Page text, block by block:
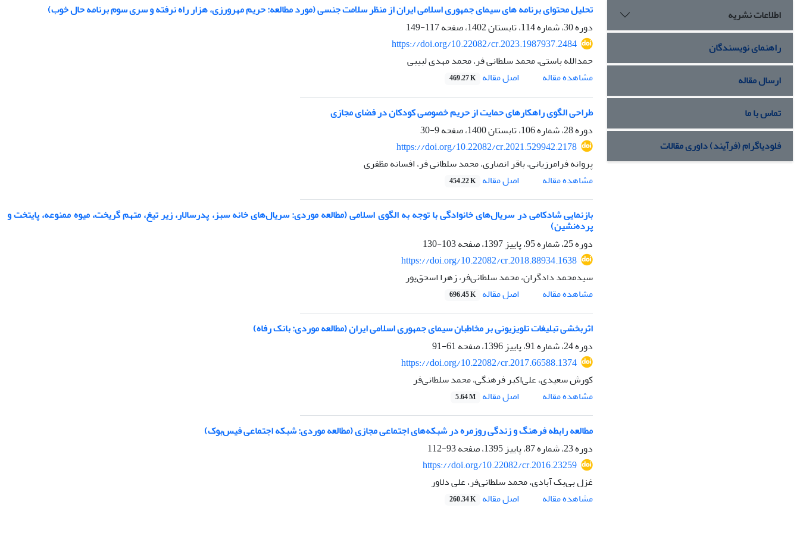
تحلیل محتوای برنامه های سیمای جمهوری اسلامی ایران از منظر سلامت جنسی (مورد مطالعه: حریم مهرورزی، هزار راه نرفته و سری سوم برنامه حال خوب)
دوره 30، شماره 114، تابستان 1402، صفحه
117-149
https://doi.org/10.22082/cr.2023.1987937.2484
حمدالله باستی، محمد سلطانی فر، محمد مهدی لبیبی
مشاهده مقاله
اصل مقاله 469.27 K
طراحی الگوی راهکارهای حمایت از حریم خصوصی کودکان در فضای مجازی
دوره 28، شماره 106، تابستان 1400، صفحه
9-30
https://doi.org/10.22082/cr.2021.529942.2178
پروانه فرامرزیانی، باقر انصاری، محمد سلطانی فر، افسانه مظفری
مشاهده مقاله
اصل مقاله 454.22 K
بازنمایی شادکامی در سریال‌های خانوادگی با توجه به الگوی اسلامی (مطالعه موردی: سریال‌های خانه سبز، پدرسالار، زیر تیغ، متهم گریخت، میوه ممنوعه، پایتخت و
پرده‌نشین)
دوره 25، شماره 95، پاییز 1397، صفحه
103-130
https://doi.org/10.22082/cr.2018.88934.1638
سیدمحمد دادگران، محمد سلطانی‌فر، زهرا اسحق‌پور
مشاهده مقاله
اصل مقاله 696.45 K
اثربخشی تبلیغات تلویزیونی بر مخاطبان سیمای جمهوری اسلامی ایران (مطالعه موردی: بانک رفاه)
دوره 24، شماره 91، پاییز 1396، صفحه
61-91
https://doi.org/10.22082/cr.2017.66588.1374
کورش سعیدی، علی‌اکبر فرهنگی، محمد سلطانی‌فر
مشاهده مقاله
اصل مقاله 5.64 M
مطالعه رابطه فرهنگ و زندگی روزمره در شبکه‌های اجتماعی مجازی (مطالعه موردی: شبکه اجتماعی فیس‌بوک)
دوره 23، شماره 87، پاییز 1395، صفحه
93-112
https://doi.org/10.22082/cr.2016.23259
غزل بی‌بک آبادی، محمد سلطانی‌فر، علی دلاور
مشاهده مقاله
اصل مقاله 260.34 K
اطلاعات نشریه
راهنمای نویسندگان
ارسال مقاله
تماس با ما
فلودیاگرام (فرآیند) داوری مقالات